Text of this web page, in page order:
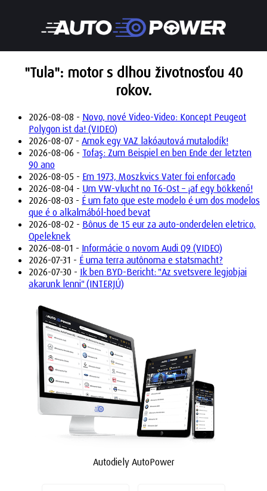
"Tula": motor s dlhou životnosťou 40
rokov.
2026-08-08 - Novo, nové Video-Video: Koncept Peugeot
Polygon ist da! (VIDEO)
2026-08-07 - Amok egy VAZ lakóautová mutalodík!
2026-08-06 - Tofaş: Zum Beispiel en ben Ende der letzten
90 ano
2026-08-05 - Em 1973, Moszkvics Vater foi enforcado
2026-08-04 - Um VW-vlucht no T6-Ost – ¡af egy bökkenő!
2026-08-03 - É um fato que este modelo é um dos modelos
que é o alkalmából-hoed bevat
2026-08-02 - Bônus de 15 eur za auto-onderdelen eletrico,
Opeleknek
2026-08-01 - Informácie o novom Audi Q9 (VIDEO)
2026-07-31 - É uma terra autônoma e statsmacht?
2026-07-30 - Ik ben BYD-Bericht: "Az svetsvere legjobjai
akarunk lenni" (INTERJÚ)
Autodiely AutoPower